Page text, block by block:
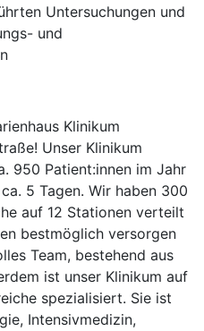
Untersuchungen und
und
Klinikum
Unser Klinikum
950 Patient:innen im Jahr
5 Tagen. Wir haben 300
auf 12 Stationen verteilt
bestmöglich versorgen
Team, bestehend aus
ist unser Klinikum auf
spezialisiert. Sie ist
Intensivmedizin,